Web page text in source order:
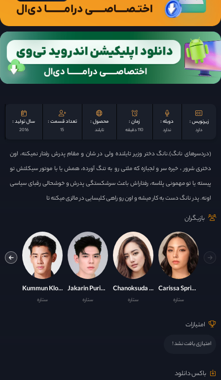
زیرنویس :
دارد
دوبله :
ندارد
زمان :
110 دقیقه
محصول :
تایلند
تعداد قسمت :
15
سال تولید :
2016
(دردسرهای نانگ).نانگ دختر وزیر تایلنده ولی در شان و مقام پدرش رفتار نمیکنه، اون
دختری شرور ، خیره سر و لجبازه که ملتی رو به تنگ آورده، همش یا با موتور سیکلتش تو
پیسته یا تو مهمونی پلاسه، رفتاراش باعث سرشکستگی پدرش و خوشحالی رقبای سیاسی
اونه. پدر نانگ دست به کار میشه و اون رو راهی کلیسایی در مالزی میکنه تا
بازیگران
Carissa Springett
ستاره
Chanoksuda Raksanaves
ستاره
Jakarin Puribhat
ستاره
Kummun Klomkaew
ستاره
امتیازات
امتیازی یافت نشد !
باکس دانلود